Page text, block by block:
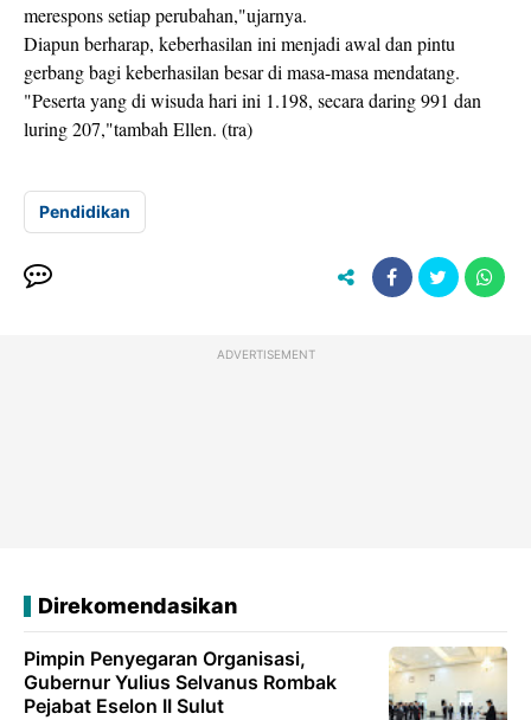
merespons setiap perubahan,"ujarnya.
Diapun berharap, keberhasilan ini menjadi awal dan pintu
gerbang bagi keberhasilan besar di masa-masa mendatang.
"Peserta yang di wisuda hari ini 1.198, secara daring 991 dan
luring 207,"tambah Ellen. (tra)
Pendidikan
ADVERTISEMENT
Direkomendasikan
Pimpin Penyegaran Organisasi,
Gubernur Yulius Selvanus Rombak
Pejabat Eselon II Sulut